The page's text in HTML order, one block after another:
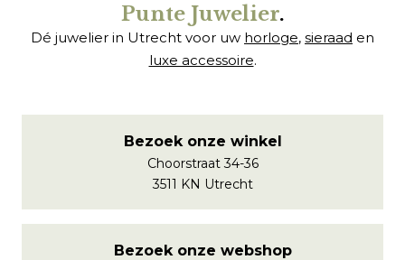
Punte Juwelier.
Dé juwelier in Utrecht voor uw horloge, sieraad en
luxe accessoire.
Bezoek onze winkel
Choorstraat 34-36
3511 KN Utrecht
Bezoek onze webshop